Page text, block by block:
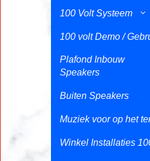
100 Volt Systeem
100 volt Demo /
Plafond Inbouw
Speakers
Buiten Speakers
Muziek voor op het
Winkel Installaties